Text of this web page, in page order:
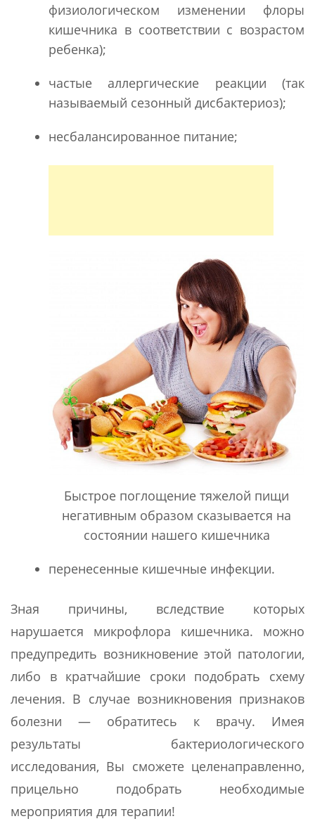
физиологическом изменении флоры
кишечника в соответствии с возрастом
ребенка);
частые аллергические реакции (так
называемый сезонный дисбактериоз);
несбалансированное питание;
Быстрое поглощение тяжелой пищи
негативным образом сказывается на
состоянии нашего кишечника
перенесенные кишечные инфекции.
Зная причины, вследствие которых
нарушается микрофлора кишечника. можно
предупредить возникновение этой патологии,
либо в кратчайшие сроки подобрать схему
лечения. В случае возникновения признаков
болезни — обратитесь к врачу. Имея
результаты бактериологического
исследования, Вы сможете целенаправленно,
прицельно подобрать необходимые
мероприятия для терапии!